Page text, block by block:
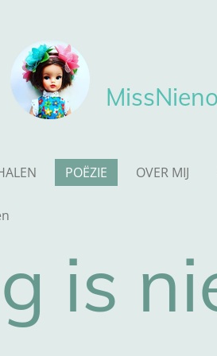
POËZIE OVER MIJ
is